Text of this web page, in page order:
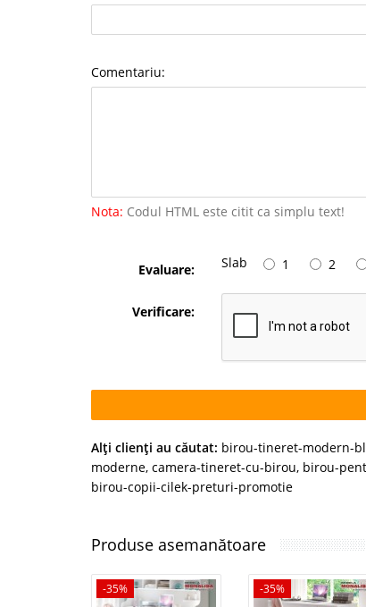
Comentariu:
Nota: Codul HTML este citit ca simplu text!
Evaluare: Slab 1 2
Verificare:
Alţi clienţi au căutat: birou-tineret-modern-
moderne, camera-tineret-cu-birou, birou-
birou-copii-cilek-preturi-promotie
Produse asemanătoare
-35% -35%